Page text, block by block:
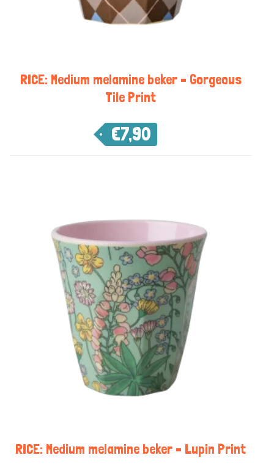
RICE: Medium melamine beker – Gorgeous
Tile Print
€7,90
RICE: Medium melamine beker – Lupin Print